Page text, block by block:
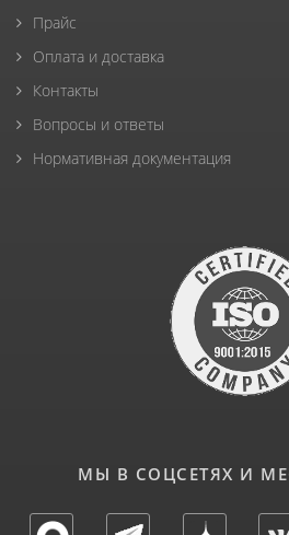
Прайс
Оплата и доставка
Контакты
Вопросы и ответы
Нормативная документация
МЫ В СОЦСЕТЯХ И